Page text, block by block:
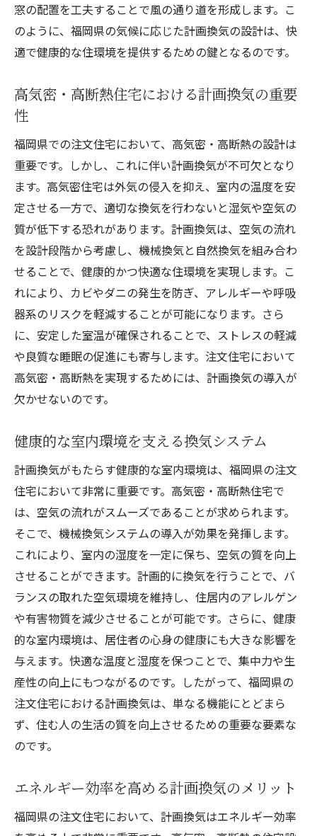
室内空気質を保つための換気方法
ストレス軽減を促す新しい住まい方
健康寿命を延ばす環境作り
病気予防につながる換気システムの選び方
夏の暑さを軽減する換気の工夫
湿気対策に重要な換気技術
結露を防ぐための住宅設計ポイント
快適な湿度を保つための換気システム
涼風を感じる居心地の良い空間
省エネと快適性を両立する換気設計
福岡県での注文住宅における計画換気の魅力を
探る
最新の換気システムの特徴と利点
カスタマイズ可能な換気設計
計画換気がもたらす家族への恩恵
長期的な価値を生む住宅換気の選択
未来を見据えた持続可能な換気戦略
四季を楽しむための福岡県注文住宅の計画換気
自然風を活かした設計アイデア
季節ごとの快適性を追求する換気
エコライフを支える換気システム
バイオクライマティックデザインの考え方
年間を通じて快適な住環境を提供
自然との調和を追求した住宅作り
福岡県の注文住宅で計画換気がもたらす生活の
質向上
心地よい住空間がもたらす生活満足度
省エネルギー効果と暮らしの改革
アクティブなライフスタイルを支える家
共に成長する住まいのデザイン
窓の配置を工夫することで風の通り道を形成します。こ
のように、福岡県の気候に応じた計画換気の設計は、快
適で健康的な住環境を提供するための鍵となるのです。
高気密・高断熱住宅における計画換気の重要
性
福岡県での注文住宅において、高気密・高断熱の設計は
重要です。しかし、これに伴い計画換気が不可欠となり
ます。高気密住宅は外気の侵入を抑え、室内の温度を安
定させる一方で、適切な換気を行わないと湿気や空気の
質が低下する恐れがあります。計画換気は、空気の流れ
を設計段階から考慮し、機械換気と自然換気を組み合わ
せることで、健康的かつ快適な住環境を実現します。こ
れにより、カビやダニの発生を防ぎ、アレルギーや呼吸
器系のリスクを軽減することが可能になります。さら
に、安定した室温が確保されることで、ストレスの軽減
や良質な睡眠の促進にも寄与します。注文住宅において
高気密・高断熱を実現するためには、計画換気の導入が
欠かせないのです。
健康的な室内環境を支える換気システム
計画換気がもたらす健康的な室内環境は、福岡県の注文
住宅において非常に重要です。高気密・高断熱住宅で
は、空気の流れがスムーズであることが求められます。
そこで、機械換気システムの導入が効果を発揮します。
これにより、室内の湿度を一定に保ち、空気の質を向上
させることができます。計画的に換気を行うことで、バ
ランスの取れた空気環境を維持し、住居内のアレルゲン
や有害物質を減少させることが可能です。さらに、健康
的な室内環境は、居住者の心身の健康にも大きな影響を
与えます。快適な温度と湿度を保つことで、集中力や生
産性の向上にもつながるのです。したがって、福岡県の
注文住宅における計画換気は、単なる機能にとどまら
ず、住む人の生活の質を向上させるための重要な要素な
のです。
エネルギー効率を高める計画換気のメリット
福岡県の注文住宅において、計画換気はエネルギー効率